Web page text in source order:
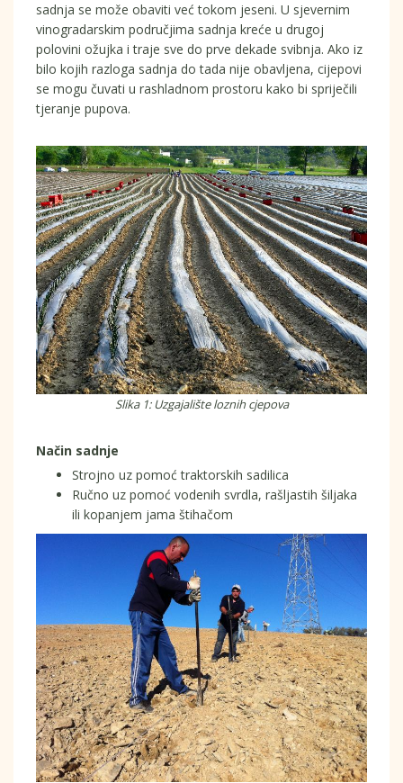
sadnja se može obaviti već tokom jeseni. U sjevernim
vinogradarskim područjima sadnja kreće u drugoj
polovini ožujka i traje sve do prve dekade svibnja. Ako iz
bilo kojih razloga sadnja do tada nije obavljena, cijepovi
se mogu čuvati u rashladnom prostoru kako bi spriječili
tjeranje pupova.
Slika 1: Uzgajalište loznih cjepova
Način sadnje
Strojno uz pomoć traktorskih sadilica
Ručno uz pomoć vodenih svrdla, rašljastih šiljaka
ili kopanjem jama štihačom